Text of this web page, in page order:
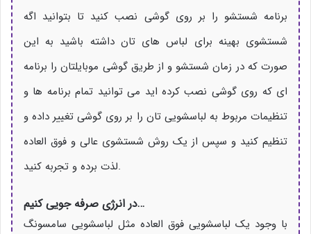
برنامه شستشو را بر روی گوشی نصب کنید تا بتوانید اگه
شستشوی بهینه برای لباس های تان داشته باشید به این
صورت که در زمان شستشو و از طریق گوشی موبایلتان را برنامه
ای که روی گوشی نصب کرده اید می توانید تمام برنامه ها و
تنظیمات مربوط به لباسشویی تان را بر روی گوشی تغییر داده و
تنظیم کنید و سپس از یک روش شستشوی عالی و فوق العاده
لذت برده و تجربه کنید.
در انرژی صرفه جویی کنیم…
با وجود یک لباسشویی فوق العاده مثل لباسشویی سامسونگ